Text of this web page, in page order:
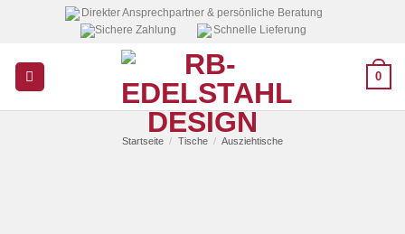
Direkter Ansprechpartner & persönliche Beratung
Sichere Zahlung
Schnelle Lieferung
0
Startseite / Tische / Ausziehtische